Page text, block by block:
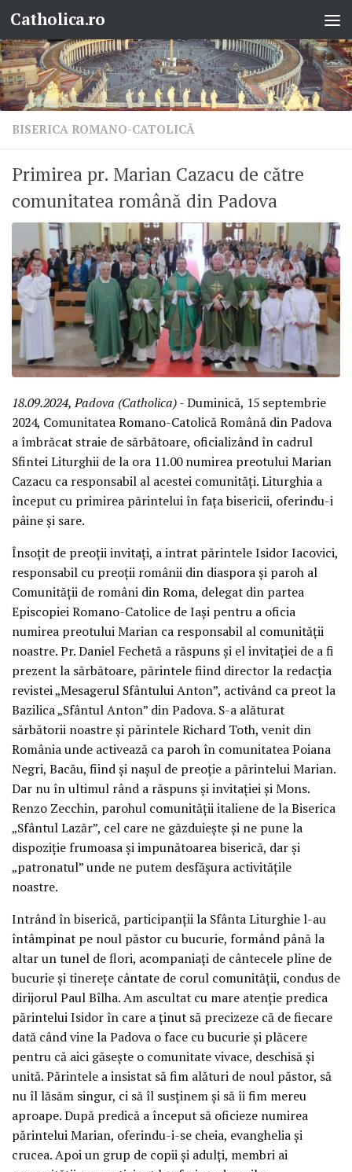
Skip to content
Catholica.ro
BISERICA ROMANO-CATOLICĂ
Primirea pr. Marian Cazacu de către
comunitatea română din Padova
18.09.2024, Padova (Catholica)- Duminică, 15 septembrie
2024, Comunitatea Romano-Catolică Română din Padova
a îmbrăcat straie de sărbătoare, oficializând în cadrul
Sfintei Liturghii de la ora 11.00 numirea preotului Marian
Cazacu ca responsabil al acestei comunități. Liturghia a
început cu primirea părintelui în fața bisericii, oferindu-i
pâine și sare.
Însoțit de preoții invitați, a intrat părintele Isidor Iacovici,
responsabil cu preoții românii din diaspora și paroh al
Comunității de români din Roma, delegat din partea
Episcopiei Romano-Catolice de Iași pentru a oficia
numirea preotului Marian ca responsabil al comunității
noastre. Pr. Daniel Fechetă a răspuns și el invitației de a fi
prezent la sărbătoare, părintele fiind director la redacția
revistei „Mesagerul Sfântului Anton”, activând ca preot la
Bazilica „Sfântul Anton” din Padova. S-a alăturat
sărbătorii noastre și părintele Richard Toth, venit din
România unde activează ca paroh în comunitatea Poiana
Negri, Bacău, fiind și nașul de preoție a părintelui Marian.
Dar nu în ultimul rând a răspuns și invitației și Mons.
Renzo Zecchin, parohul comunității italiene de la Biserica
„Sfântul Lazăr”, cel care ne găzduiește și ne pune la
dispoziție frumoasa și impunătoarea biserică, dar și
„patronatul” unde ne putem desfășura activitățile
noastre.
Intrând în biserică, participanții la Sfânta Liturghie l-au
întâmpinat pe noul păstor cu bucurie, formând până la
altar un tunel de flori, acompaniați de cântecele pline de
bucurie și tinerețe cântate de corul comunității, condus de
dirijorul Paul Bîlha. Am ascultat cu mare atenție predica
părintelui Isidor în care a ținut să precizeze că de fiecare
dată când vine la Padova o face cu bucurie și plăcere
pentru că aici găsește o comunitate vivace, deschisă și
unită. Părintele a insistat să fim alături de noul păstor, să
nu îl lăsăm singur, ci să îl susținem și să îi fim mereu
aproape. După predică a început să oficieze numirea
părintelui Marian, oferindu-i-se cheia, evanghelia și
crucea. Apoi un grup de copii și adulți, membri ai